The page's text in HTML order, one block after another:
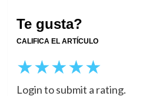
Te gusta?
CALIFICA EL ARTÍCULO
★★★★★
Login to submit a rating.